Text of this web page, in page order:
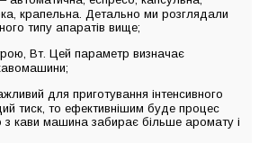
крапельна. Детально ми розглядали
типу апаратів вище;
Вт. Цей параметр визначає
для приготування інтенсивного
тиск, то ефективнішим буде процес
з кави машина забирає більше аромату і